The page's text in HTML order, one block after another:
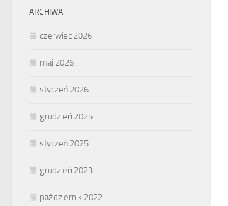
ARCHIWA
czerwiec 2026
maj 2026
styczeń 2026
grudzień 2025
styczeń 2025
grudzień 2023
październik 2022